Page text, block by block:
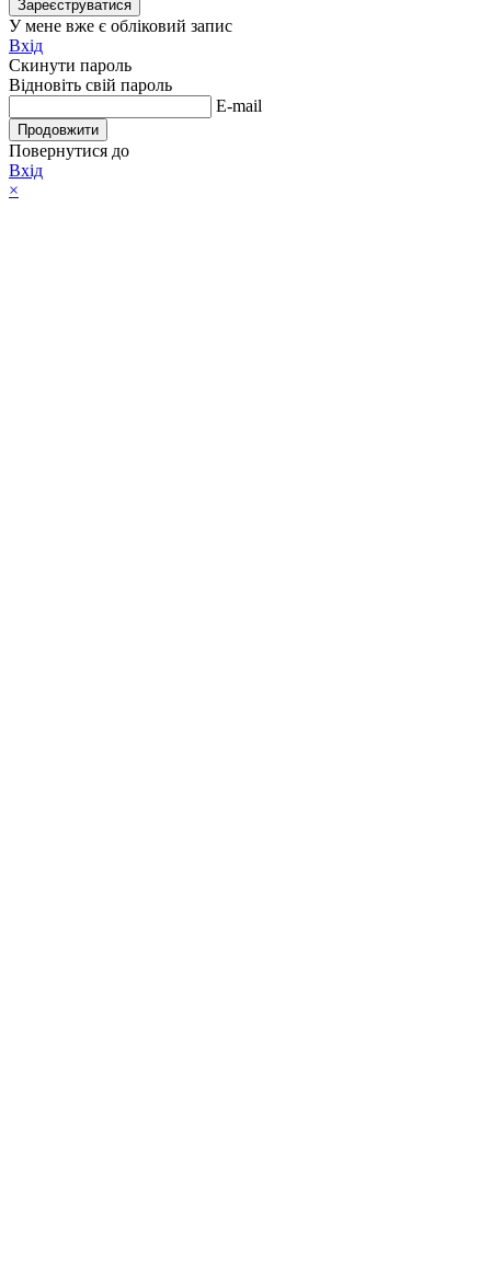
Зареєструватися
У мене вже є обліковий запис
Вхід
Скинути пароль
Відновіть свій пароль
E-mail
Продовжити
Повернутися до
Вхід
×